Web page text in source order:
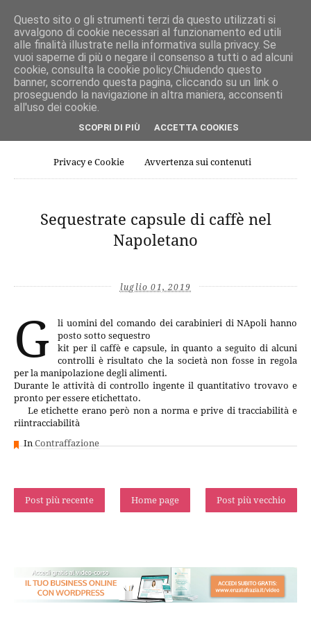
Comitato scientifico Redazione e Contatti
Privacy e Cookie Avvertenza sui contenuti
Sequestrate capsule di caffè nel
Napoletano
luglio 01, 2019
G
li uomini del comando dei carabinieri di NApoli hanno
posto sotto sequestro
kit per il caffè e capsule, in quanto a seguito di alcuni
controlli è risultato che la società non fosse in regola
per la manipolazione degli alimenti.
Durante le attività di controllo ingente il quantitativo trovavo e
pronto per essere etichettato.
Le etichette erano però non a norma e prive di tracciabilità e
riintracciabilità
InContraffazione
Post più recente Post più vecchio
Home page
Questo sito o gli strumenti terzi da questo utilizzati si
avvalgono di cookie necessari al funzionamento ed utili
alle finalità illustrate nella informativa sulla privacy. Se
vuoi saperne di più o negare il consenso a tutti o ad alcuni
cookie, consulta la cookie policy.Chiudendo questo
banner, scorrendo questa pagina, cliccando su un link o
proseguendo la navigazione in altra maniera, acconsenti
all'uso dei cookie.
SCOPRI DI PIÙ ACCETTA COOKIES